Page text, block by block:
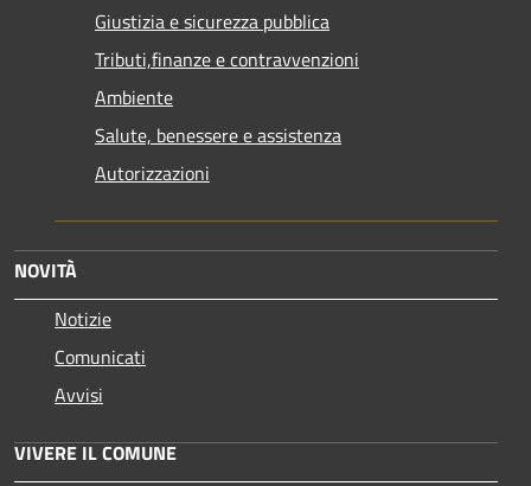
Giustizia e sicurezza pubblica
Tributi,finanze e contravvenzioni
Ambiente
Salute, benessere e assistenza
Autorizzazioni
NOVITÀ
Notizie
Comunicati
Avvisi
VIVERE IL COMUNE